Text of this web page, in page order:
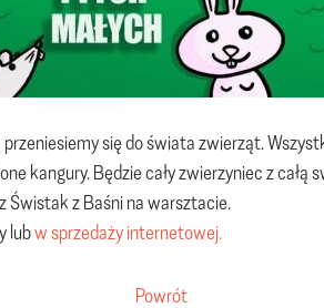
się do świata zwierząt.
kangury. Będzie cały zwierzyniec z
Świstak z Baśni na warsztacie.
lubw sprzedaży internetowej.
Powrót